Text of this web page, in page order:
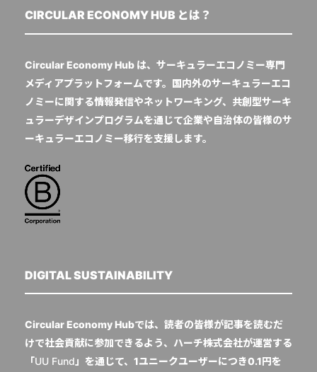
CIRCULAR ECONOMY HUB とは？
Circular Economy Hub は、サーキュラーエコノミー専門
メディアプラットフォームです。国内外のサーキュラーエコ
ノミーに関する情報発信やネットワーキング、共創型サーキ
ュラーデザインプログラムを通じて企業や自治体の皆様のサ
ーキュラーエコノミー移行を支援します。
DIGITAL SUSTAINABILITY
Circular Economy Hubでは、読者の皆様が記事を読むだ
けで社会貢献に参加できるよう、ハーチ株式会社が運営する
「UU Fund 」を通じて、1ユニークユーザーにつき0.1円を